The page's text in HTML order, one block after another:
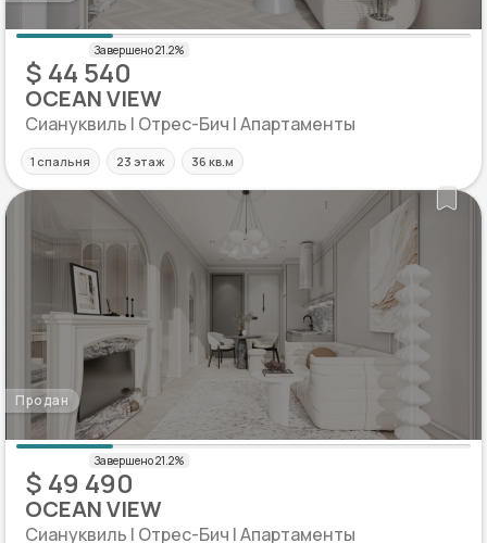
$ 44 540
OCEAN VIEW
Сиануквиль | Отрес-Бич | Апартаменты
1 спальня 23 этаж 36 кв.м
Продан
$ 49 490
OCEAN VIEW
Сиануквиль | Отрес-Бич | Апартаменты